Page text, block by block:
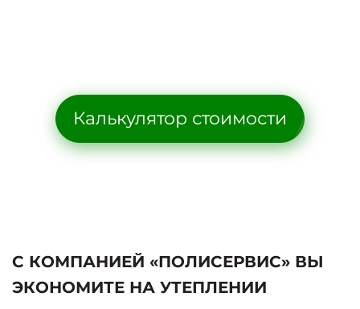
Калькулятор стоимости
С КОМПАНИЕЙ «ПОЛИСЕРВИС» ВЫ
ЭКОНОМИТЕ НА УТЕПЛЕНИИ